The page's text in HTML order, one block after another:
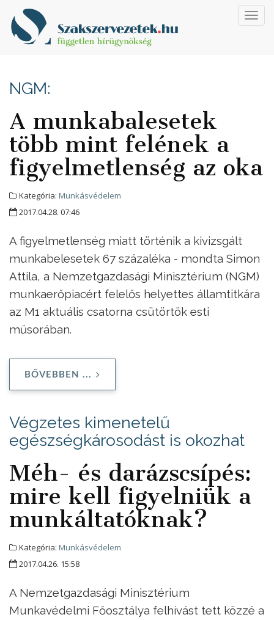
NGM:
A munkabalesetek
több mint felének a
figyelmetlenség az oka
Kategória: Munkásvédelem
2017.04.28. 07:46
A figyelmetlenség miatt történik a kivizsgált
munkabelesetek 67 százaléka - mondta Simon
Attila, a Nemzetgazdasági Minisztérium (NGM)
munkaerőpiacért felelős helyettes államtitkára
az M1 aktuális csatorna csütörtök esti
műsorában.
BŐVEBBEN ...
Végzetes kimenetelű
egészségkárosodást is okozhat
Méh- és darázscsípés:
mire kell figyelniük a
munkáltatóknak?
Kategória: Munkásvédelem
2017.04.26. 15:58
A Nemzetgazdasági Minisztérium
Munkavédelmi Főosztálya felhívást tett közzé a